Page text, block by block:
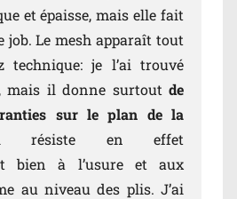
et épaisse, mais elle fait
Le mesh apparaît tout
technique: je l’ai trouvé
mais il donne surtout de
sur le plan de la
en effet
bien à l’usure et aux
au niveau des plis. J’ai